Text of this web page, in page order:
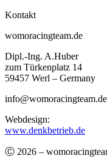
Kontakt
womoracingteam.de
Dipl.-Ing. A.Huber
zum Türkenplatz 14
59457 Werl – Germany
info@womoracingteam.de
Webdesign:
www.denkbetrieb.de
Ⓒ 2026 –